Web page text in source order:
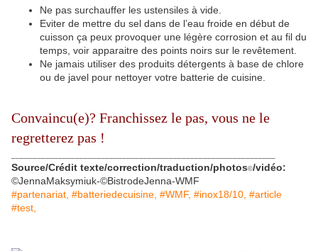
Ne pas surchauffer les ustensiles à vide.
Eviter de mettre du sel dans de l’eau froide en début de
cuisson ça peux provoquer une légère corrosion et au fil du
temps, voir apparaitre des points noirs sur le revêtement.
Ne jamais utiliser des produits détergents à base de chlore
ou de javel pour nettoyer votre batterie de cuisine.
Convaincu(e)? Franchissez le pas, vous ne le
regretterez pas !
Source/Crédit texte/correction/traduction/photos©/vidéo:
©JennaMaksymiuk-©BistrodeJenna-WMF
#partenariat, #batteriedecuisine, #WMF, #inox18/10, #article
#test